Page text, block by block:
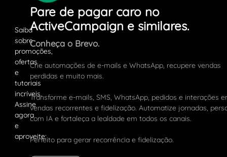
Pare de pagar caro no
ActiveCampaign e similares.
Conheça o Brevo.
Crie automações de e-mails e WhatsApp, recupere vendas
perdidas e muito mais.
Transforme e-mails, SMS, WhatsApp, pedidos e interações
vendas recorrentes e fidelização. Automatize jornadas,
com IA e fortaleça a lealdade em todos os canais.
Perfeito para gerar recorrência e fidelização.